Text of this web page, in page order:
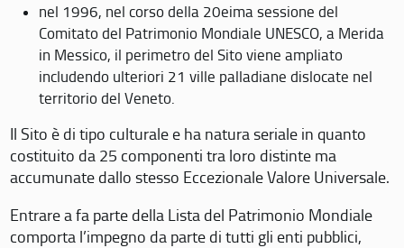
nel 1996, nel corso della 20eima sessione del
Comitato del Patrimonio Mondiale UNESCO, a Merida
in Messico, il perimetro del Sito viene ampliato
includendo ulteriori 21 ville palladiane dislocate nel
territorio del Veneto.
Il Sito è di tipo culturale e ha natura seriale in quanto
costituito da 25 componenti tra loro distinte ma
accumunate dallo stesso Eccezionale Valore Universale.
Entrare a fa parte della Lista del Patrimonio Mondiale
comporta l’impegno da parte di tutti gli enti pubblici,